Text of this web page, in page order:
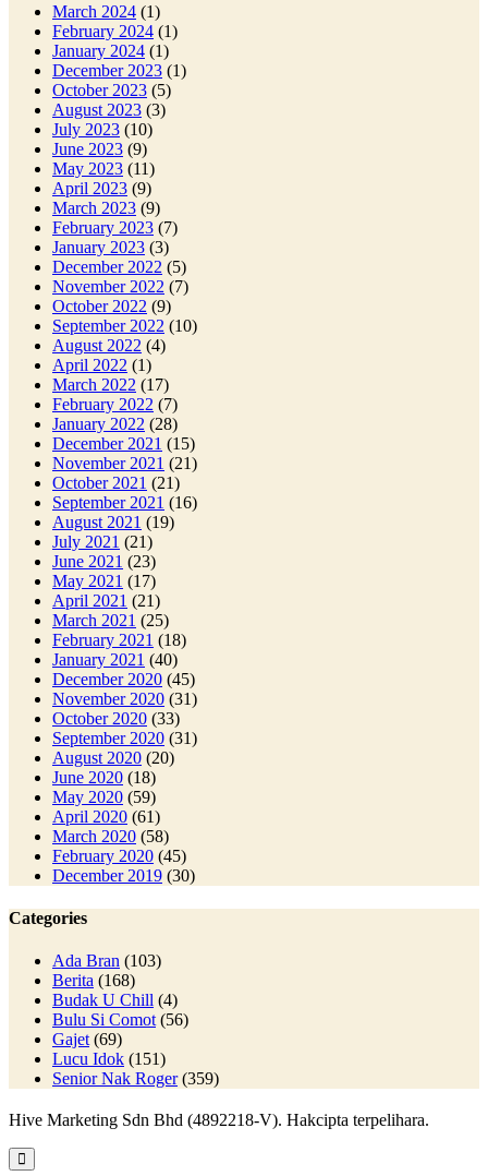
March 2024 (1)
February 2024 (1)
January 2024 (1)
December 2023 (1)
October 2023 (5)
August 2023 (3)
July 2023 (10)
June 2023 (9)
May 2023 (11)
April 2023 (9)
March 2023 (9)
February 2023 (7)
January 2023 (3)
December 2022 (5)
November 2022 (7)
October 2022 (9)
September 2022 (10)
August 2022 (4)
April 2022 (1)
March 2022 (17)
February 2022 (7)
January 2022 (28)
December 2021 (15)
November 2021 (21)
October 2021 (21)
September 2021 (16)
August 2021 (19)
July 2021 (21)
June 2021 (23)
May 2021 (17)
April 2021 (21)
March 2021 (25)
February 2021 (18)
January 2021 (40)
December 2020 (45)
November 2020 (31)
October 2020 (33)
September 2020 (31)
August 2020 (20)
June 2020 (18)
May 2020 (59)
April 2020 (61)
March 2020 (58)
February 2020 (45)
December 2019 (30)
Categories
Ada Bran (103)
Berita (168)
Budak U Chill (4)
Bulu Si Comot (56)
Gajet (69)
Lucu Idok (151)
Senior Nak Roger(359)
Hive Marketing Sdn Bhd (4892218-V). Hakcipta terpelihara.